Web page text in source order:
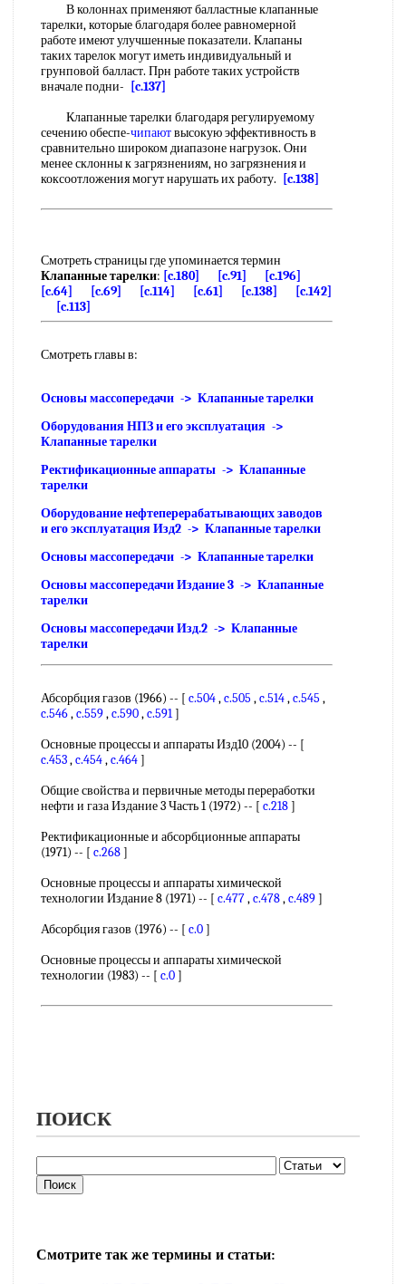
В колоннах применяют балластные клапанные
тарелки, которые благодаря более равномерной
работе имеют улучшенные показатели. Клапаны
таких тарелок могут иметь индивидуальный и
грунповой балласт. Прн работе таких устройств
вначале подни-
[c.137]
Клапанные тарелки благодаря регулируемому
сечению обеспе-чипаютвысокую эффективность в
сравнительно широком диапазоне нагрузок. Они
менее склонны к загрязнениям, но загрязнения и
коксоотложения могут нарушать их работу.
[c.138]
Смотреть страницы где упоминается термин
Клапанные тарелки: [c.180] [c.91]
[c.196]
[c.64]
[c.69] [c.114] [c.61] [c.138]
[c.142]
[c.113]
Смотреть главы в:
Основы массопередачи -> Клапанные тарелки
Оборудования НПЗ и его эксплуатация ->
Клапанные тарелки
Ректификационные аппараты -> Клапанные
тарелки
Оборудование нефтеперерабатывающих заводов
и его эксплуатация Изд2 -> Клапанные тарелки
Основы массопередачи -> Клапанные тарелки
Основы массопередачи Издание 3 -> Клапанные
тарелки
Основы массопередачи Изд.2 -> Клапанные
тарелки
Абсорбция газов (1966) -- [ c.504,c.505 ,c.514,c.545 ,
c.546,c.559,c.590,c.591]
Основные процессы и аппараты Изд10 (2004) -- [
c.453,c.454,c.464]
Общие свойства и первичные методы переработки
нефти и газа Издание 3 Часть 1 (1972) -- [ c.218]
Ректификационные и абсорбционные аппараты
(1971) -- [ c.268]
Основные процессы и аппараты химической
технологии Издание 8 (1971) -- [ c.477,c.478,c.489]
Абсорбция газов (1976) -- [ c.0]
Основные процессы и аппараты химической
технологии (1983) -- [ c.0]
ПОИСК
Смотрите так же термины и статьи: